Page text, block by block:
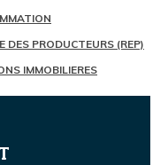
DES PRODUCTEURS (REP)
IMMOBILIERES